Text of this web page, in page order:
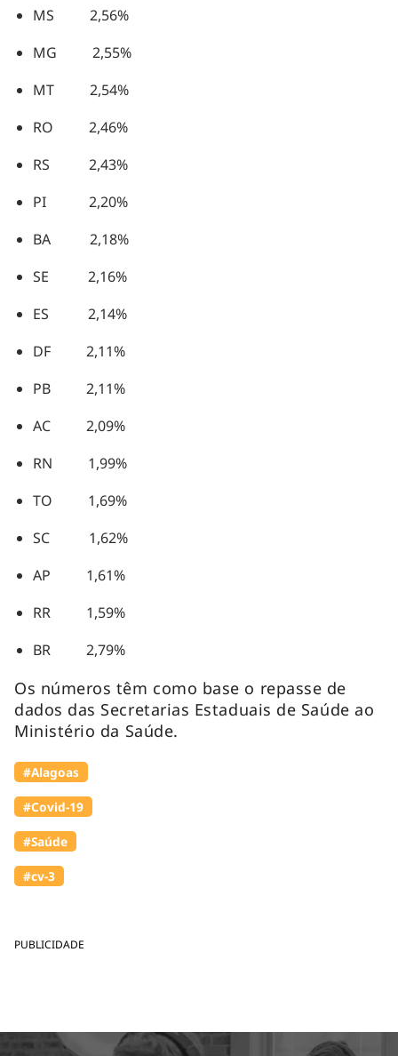
PUBLICIDADE
MS 2,56%
MG 2,55%
MT 2,54%
RO 2,46%
RS 2,43%
PI 2,20%
BA 2,18%
SE 2,16%
ES 2,14%
DF 2,11%
PB 2,11%
AC 2,09%
RN 1,99%
TO 1,69%
SC 1,62%
AP 1,61%
RR 1,59%
BR 2,79%
Os números têm como base o repasse de
dados das Secretarias Estaduais de Saúde ao
Ministério da Saúde.
#Alagoas
#Covid-19
#Saúde
#cv-3